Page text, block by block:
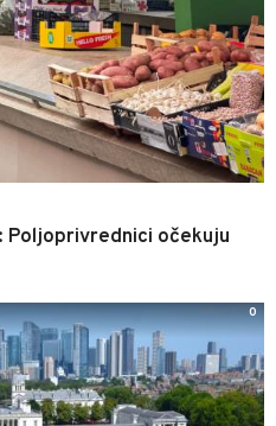
Poljoprivrednici očekuju
0